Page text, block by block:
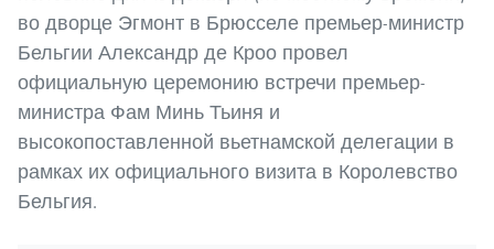
во дворце Эгмонт в Брюсселе премьер-министр
Бельгии Александр де Кроо провел
официальную церемонию встречи премьер-
министра Фам Минь Тьиня и
высокопоставленной вьетнамской делегации в
рамках их официального визита в Королевство
Бельгия.